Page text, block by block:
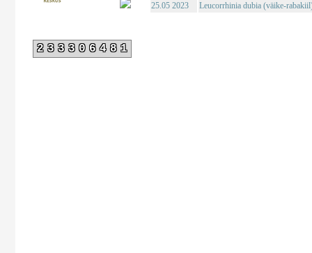
233306481
25.05 2023
Leucorrhinia dubia (väike-